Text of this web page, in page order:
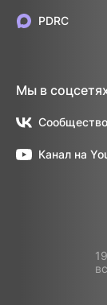
PDRC
Мы в
Канал на